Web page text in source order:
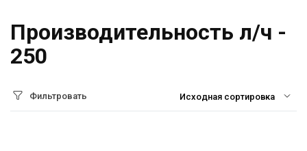
Производительность л/ч -
250
Фильтровать